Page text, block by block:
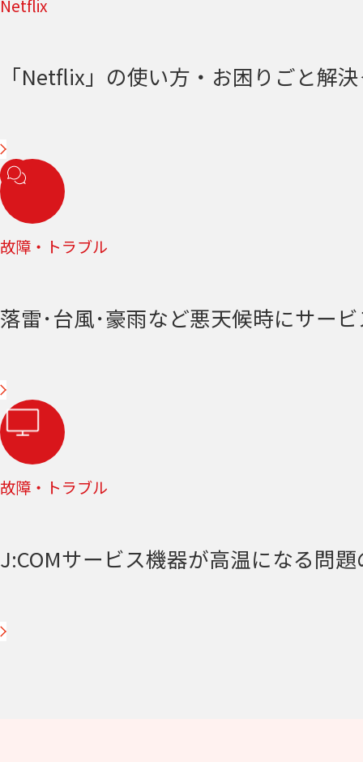
Netflix
「Netflix」の使い方・お困りごと解
故障・トラブル
落雷･台風･豪雨など悪天候時にサー
故障・トラブル
J:COMサービス機器が高温になる問